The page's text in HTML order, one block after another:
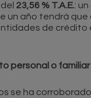
23,56 % T.A.E.:
un año tendrá
de
personal o familiar
se ha